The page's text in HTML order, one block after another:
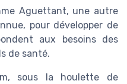
Aguettant, une autre
pour développer de
aux besoins des
de santé.
sous la houlette de